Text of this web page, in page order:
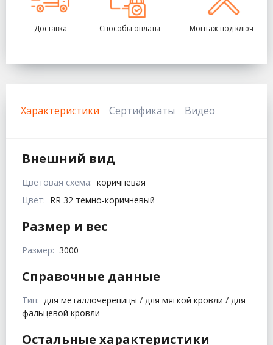
Доставка Способы оплаты Монтаж под ключ
Характеристики Сертификаты Видео
Внешний вид
Цветовая схема: коричневая
Цвет: RR 32 темно-коричневый
Размер и вес
Размер: 3000
Справочные данные
Тип: для металлочерепицы / для мягкой кровли / для
фальцевой кровли
Остальные характеристики